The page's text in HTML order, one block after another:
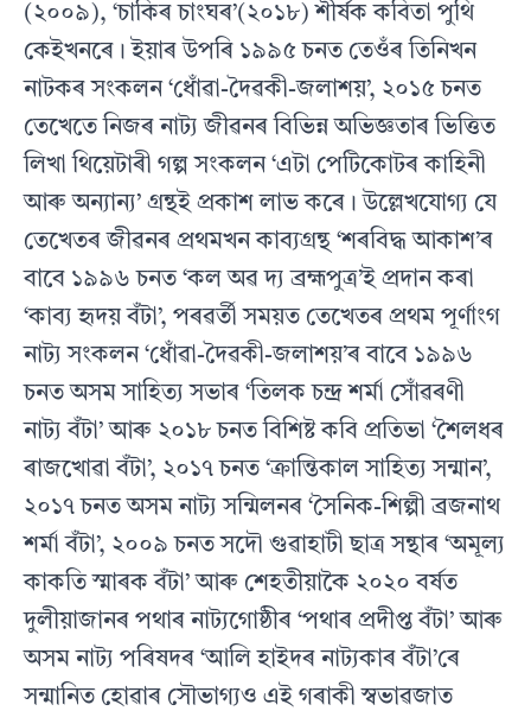
(২০০৯), ‘চাকিৰ চাংঘৰ’(২০১৮) শীৰ্ষক কবিতা পুথি
কেইখনৰে। ইয়াৰ উপৰি ১৯৯৫ চনত তেওঁৰ তিনিখন
নাটকৰ সংকলন ‘ধোঁৱা-দৈৱকী-জলাশয়’, ২০১৫ চনত
তেখেতে নিজৰ নাট্য জীৱনৰ বিভিন্ন অভিজ্ঞতাৰ ভিত্তিত
লিখা থিয়েটাৰী গল্প সংকলন ‘এটা পেটিকোটৰ কাহিনী
আৰু অন্যান্য’ গ্ৰন্থই প্ৰকাশ লাভ কৰে। উল্লেখযোগ্য যে
তেখেতৰ জীৱনৰ প্ৰথমখন কাব্যগ্ৰন্থ ‘শৰবিদ্ধ আকাশ’ৰ
বাবে ১৯৯৬ চনত ‘কল অৱ দ্য ব্ৰহ্মপুত্ৰ’ই প্ৰদান কৰা
‘কাব্য হৃদয় বঁটা’, পৰৱৰ্তী সময়ত তেখেতৰ প্ৰথম পূৰ্ণাংগ
নাট্য সংকলন ‘ধোঁৱা-দৈৱকী-জলাশয়’ৰ বাবে ১৯৯৬
চনত অসম সাহিত্য সভাৰ ‘তিলক চন্দ্ৰ শৰ্মা সোঁৱৰণী
নাট্য বঁটা’ আৰু ২০১৮ চনত বিশিষ্ট কবি প্ৰতিভা ‘শৈলধৰ
ৰাজখোৱা বঁটা’, ২০১৭ চনত ‘ক্ৰান্তিকাল সাহিত্য সন্মান’,
২০১৭ চনত অসম নাট্য সন্মিলনৰ ‘সৈনিক-শিল্পী ব্ৰজনাথ
শৰ্মা বঁটা’, ২০০৯ চনত সদৌ গুৱাহাটী ছাত্ৰ সন্থাৰ ‘অমূল্য
কাকতি স্মাৰক বঁটা’ আৰু শেহতীয়াকৈ ২০২০ বৰ্ষত
দুলীয়াজানৰ পথাৰ নাট্যগোষ্ঠীৰ ‘পথাৰ প্ৰদীপ্ত বঁটা’ আৰু
অসম নাট্য পৰিষদৰ ‘আলি হাইদৰ নাট্যকাৰ বঁটা’ৰে
সন্মানিত হোৱাৰ সৌভাগ্যও এই গৰাকী স্বভাৱজাত